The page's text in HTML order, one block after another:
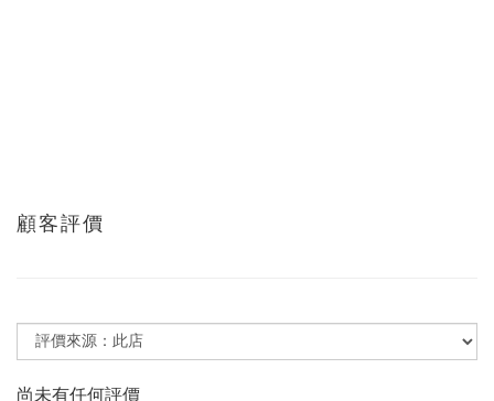
顧客評價
尚未有任何評價